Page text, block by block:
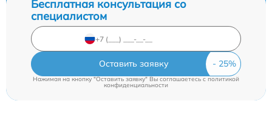
Бесплатная консультация со
специалистом
Оставить заявку
Нажимая на кнопку "Оставить заявку" Вы соглашаетесь cполитикой
конфиденциальности